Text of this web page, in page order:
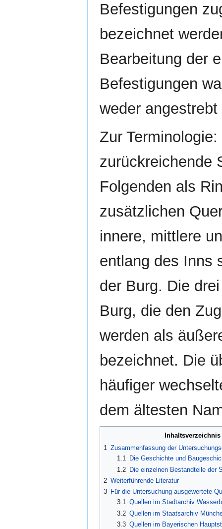
Befestigungen
bezeichnet
Bearbeitung der
Befestigungen
weder
Zur
zurückreichende
Folgenden als
zusätzlichen
innere, mittlere
entlang des Inns
der Burg. Die
Burg, die den
werden als
bezeichnet. Die
häufiger
dem ältesten
Inhaltsverzeichnis
1 Zusammenfassung der
1.1
Die Geschichte und
1.2
Die einzelnen Bestandteile der
2 Weiterführende Literatur
3 Für die Untersuchung ausgewertete
3.1 Quellen im Stadtarchiv
3.2 Quellen im Staatsarchiv
3.3 Quellen im Bayerischen